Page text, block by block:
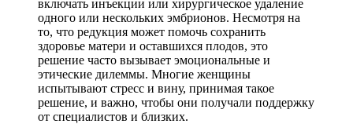
включать инъекции или хирургическое удаление
одного или нескольких эмбрионов. Несмотря на
то, что редукция может помочь сохранить
здоровье матери и оставшихся плодов, это
решение часто вызывает эмоциональные и
этические дилеммы. Многие женщины
испытывают стресс и вину, принимая такое
решение, и важно, чтобы они получали поддержку
от специалистов и близких.